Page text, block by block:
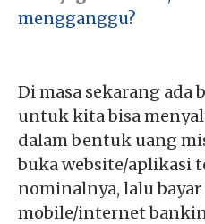
mengganggu?
Di masa sekarang ada
untuk kita bisa
dalam bentuk uang
buka website/aplikasi
nominalnya, lalu
mobile/internet